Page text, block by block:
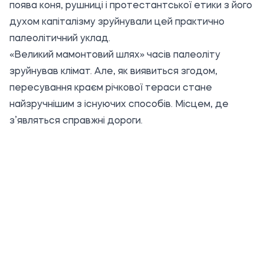
поява коня, рушниці і протестантської етики з його
духом капіталізму зруйнували цей практично
палеолітичний уклад.
«Великий мамонтовий шлях» часів палеоліту
зруйнував клімат. Але, як виявиться згодом,
пересування краєм річкової тераси стане
найзручнішим з існуючих способів. Місцем, де
з’являться справжні дороги.